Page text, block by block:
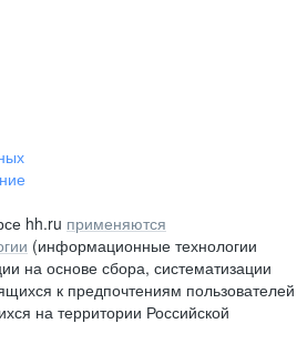
hh.ru применяются
(информационные технологии
на основе сбора, систематизации
к предпочтениям пользователей
на территории Российской